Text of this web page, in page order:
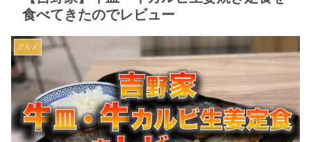
食べてきたのでレビュー
グルメ